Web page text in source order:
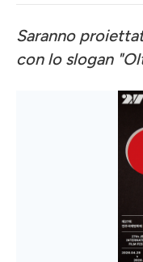
Saranno
con lo slogan